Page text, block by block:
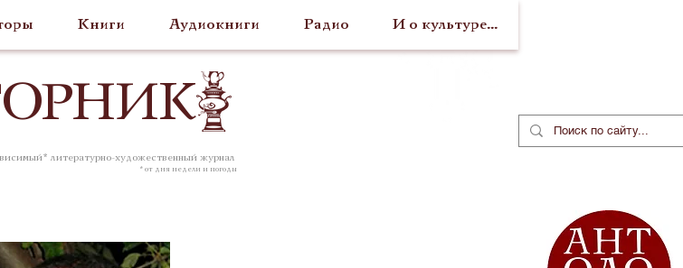
Книги Аудиокниги Радио И о культуре...
НИК
литературно-художественный журнал
* от дня недели и погоды